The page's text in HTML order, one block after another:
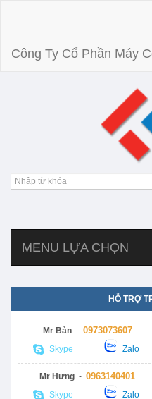
Công Ty Cổ Phần Máy
MENU LỰA CHỌN
HỖ TRỢ
Mr Bản- 0973073607
Skype Zalo
Mr Hưng - 0963140401
Skype Zalo